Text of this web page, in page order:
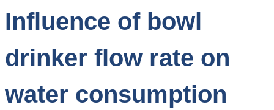
Influence of bowl
drinker flow rate on
water consumption